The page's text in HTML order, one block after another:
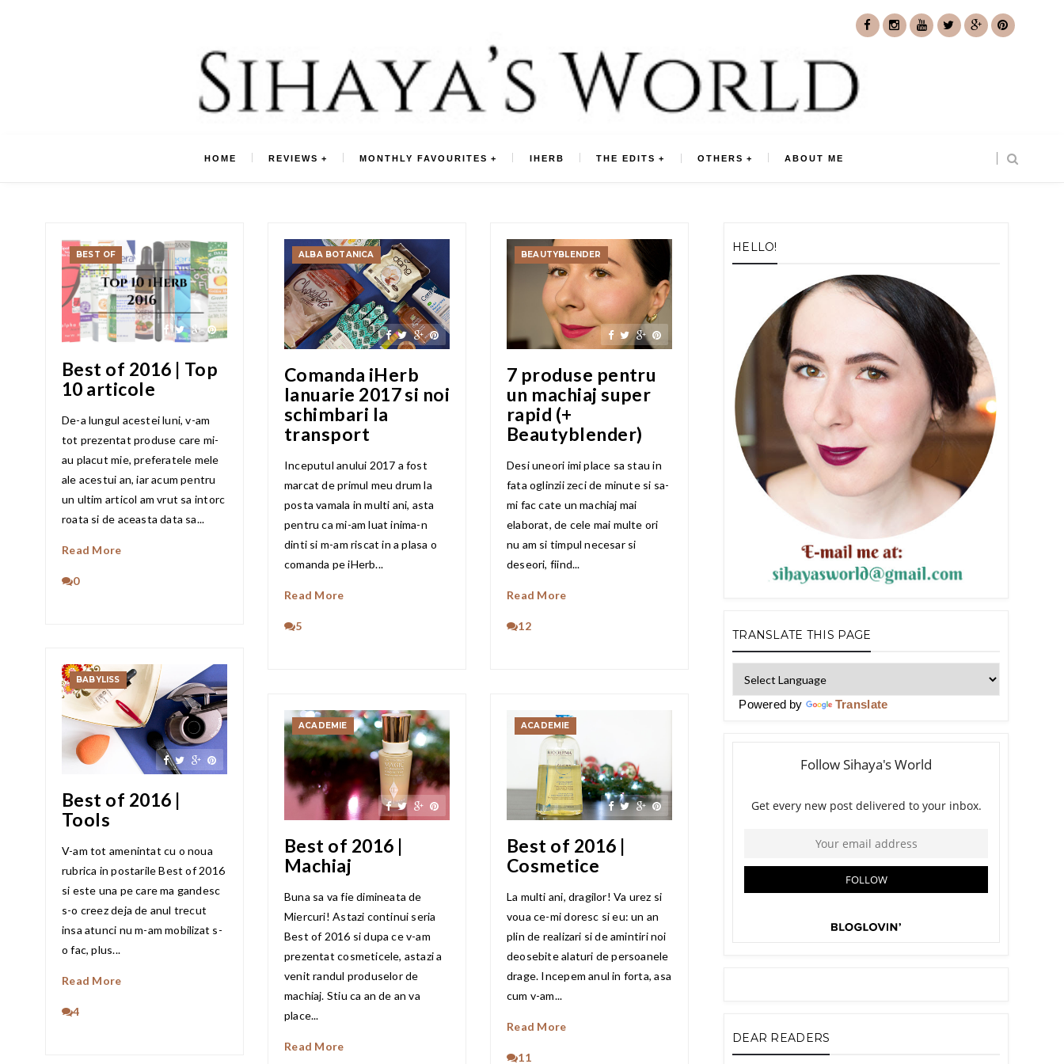
HOME REVIEWS MONTHLY FAVOURITES IHERB THE EDITS OTHERS ABOUT ME
Best of 2016 | Top
10 articole
De-a lungul acestei luni, v-am
tot prezentat produse care mi-
au placut mie, preferatele mele
ale acestui an, iar acum pentru
un ultim articol am vrut sa intorc
roata si de aceasta data sa...
Read More
0
BEST OF
Comanda iHerb
Ianuarie 2017 si noi
schimbari la
transport
Inceputul anului 2017 a fost
marcat de primul meu drum la
posta vamala in multi ani, asta
pentru ca mi-am luat inima-n
dinti si m-am riscat in a plasa o
comanda pe iHerb...
Read More
5
ALBA BOTANICA
7 produse pentru
un machiaj super
rapid (+
Beautyblender)
Desi uneori imi place sa stau in
fata oglinzii zeci de minute si sa-
mi fac cate un machiaj mai
elaborat, de cele mai multe ori
nu am si timpul necesar si
deseori, fiind...
Read More
12
BEAUTYBLENDER
Best of 2016 |
Tools
V-am tot amenintat cu o noua
rubrica in postarile Best of 2016
si este una pe care ma gandesc
s-o creez deja de anul trecut
insa atunci nu m-am mobilizat s-
o fac, plus...
Read More
4
BABYLISS
Best of 2016 |
Machiaj
Buna sa va fie dimineata de
Miercuri! Astazi continui seria
Best of 2016 si dupa ce v-am
prezentat cosmeticele, astazi a
venit randul produselor de
machiaj. Stiu ca an de an va
place...
Read More
ACADEMIE
Best of 2016 |
Cosmetice
La multi ani, dragilor! Va urez si
voua ce-mi doresc si eu: un an
plin de realizari si de amintiri noi
deosebite alaturi de persoanele
drage. Incepem anul in forta, asa
cum v-am...
Read More
11
ACADEMIE
HELLO!
TRANSLATE THIS PAGE
Powered by Translate
DEAR READERS